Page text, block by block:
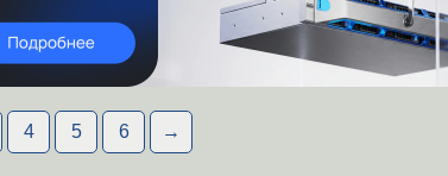
4 5 6 →